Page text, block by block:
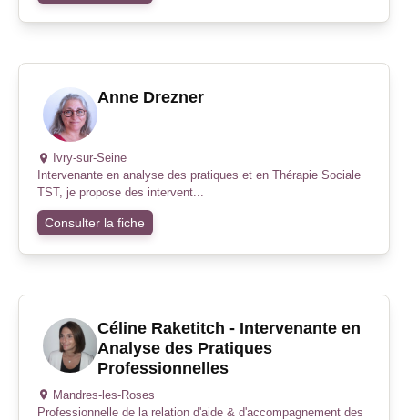
Anne Drezner
Ivry-sur-Seine
Intervenante en analyse des pratiques et en Thérapie Sociale
TST, je propose des intervent...
Consulter la fiche
Céline Raketitch - Intervenante en
Analyse des Pratiques
Professionnelles
Mandres-les-Roses
Professionnelle de la relation d'aide & d'accompagnement des